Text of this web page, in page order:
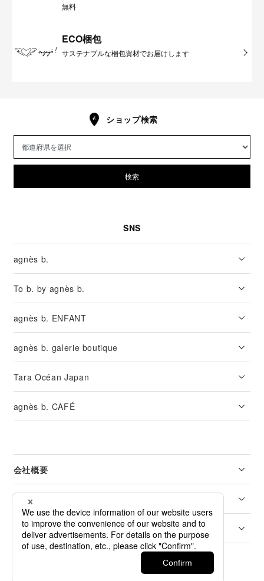
無料
ECO梱包
サステナブルな梱包資材でお届けします
ショップ検索
検索
SNS
agnès b.
To b. by agnès b.
agnès b. ENFANT
agnès b. galerie boutique
Tara Océan Japan
agnès b. CAFÉ
会社概要
リーガル
カスタマーサービス